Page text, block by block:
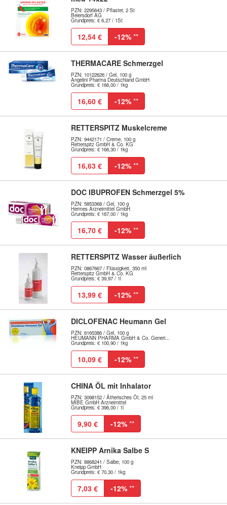
PZN: 2295643 / Pflaster, 2 St
Beiersdorf AG
Grundpreis: € 6,27 / 1St
12,54 € -12% **
THERMACARE Schmerzgel
PZN: 10122626 / Gel, 100 g
Angelini Pharma Deutschland GmbH
Grundpreis: € 166,00 / 1kg
16,60 € -12% **
RETTERSPITZ Muskelcreme
PZN: 9442171 / Creme, 100 g
Retterspitz GmbH & Co. KG
Grundpreis: € 166,30 / 1kg
16,63 € -12% **
DOC IBUPROFEN Schmerzgel 5%
PZN: 5853368 / Gel, 100 g
Hermes Arzneimittel GmbH
Grundpreis: € 167,00 / 1kg
16,70 € -12% **
RETTERSPITZ Wasser äußerlich
PZN: 0867667 / Flüssigkeit, 350 ml
Retterspitz GmbH & Co. KG
Grundpreis: € 39,97 / 1l
13,99 € -12% **
DICLOFENAC Heumann Gel
PZN: 6165386 / Gel, 100 g
HEUMANN PHARMA GmbH & Co. Generi...
Grundpreis: € 100,90 / 1kg
10,09 € -12% **
CHINA ÖL mit Inhalator
PZN: 3098152 / Ätherisches Öl, 25 ml
MIBE GmbH Arzneimittel
Grundpreis: € 396,00 / 1l
9,90 € -12% **
KNEIPP Arnika Salbe S
PZN: 8868241 / Salbe, 100 g
Kneipp GmbH
Grundpreis: € 70,30 / 1kg
7,03 € -12% **